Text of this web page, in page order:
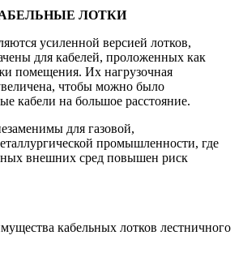
ЛОТКИ
усиленной версией лотков,
для кабелей, проложенных как
помещения. Их нагрузочная
чтобы можно было
кабели на большое расстояние.
для газовой,
промышленности, где
внешних сред повышен риск
кабельных лотков лестничного